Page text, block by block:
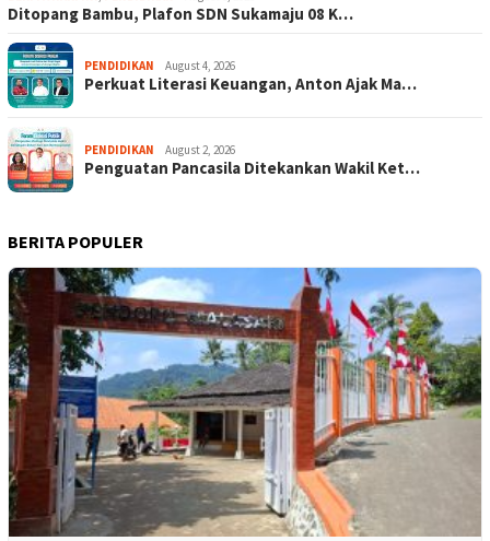
Ditopang Bambu, Plafon SDN Sukamaju 08 K…
PENDIDIKAN August 4, 2026
Perkuat Literasi Keuangan, Anton Ajak Ma…
PENDIDIKAN August 2, 2026
Penguatan Pancasila Ditekankan Wakil Ket…
BERITA POPULER